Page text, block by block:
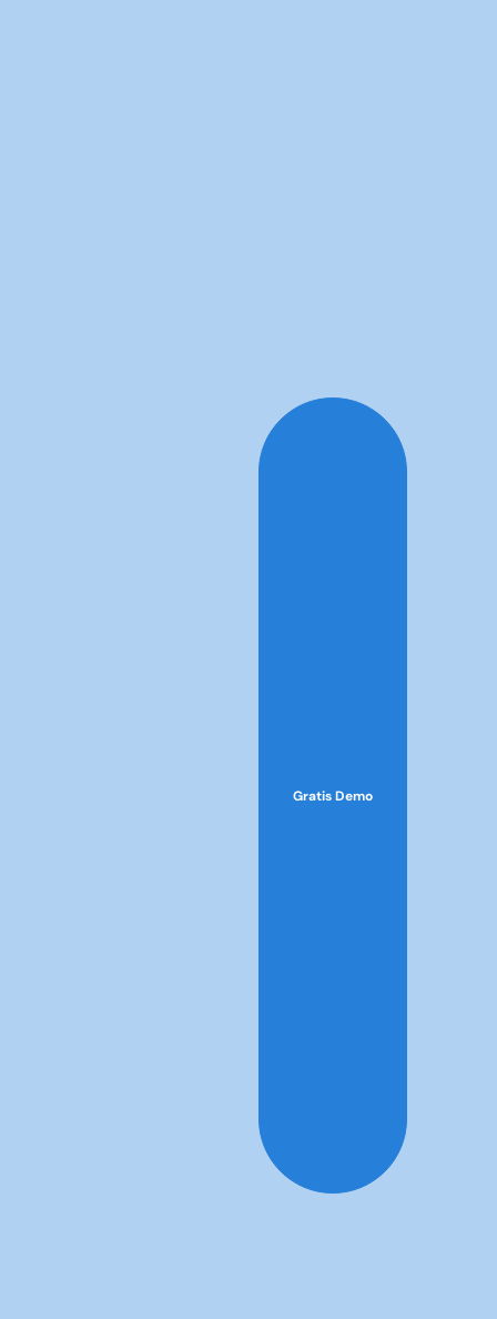
Gratis Demo